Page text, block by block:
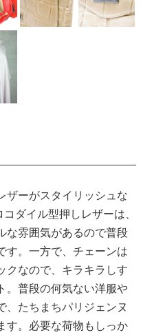
ザーがスタイリッシュな
ダイル型押しレザーは、
な雰囲気があるので普段
す。一方で、チェーンは
クなので、キラキラしす
。普段の何気ない洋服や
、たちまちパリジェンヌ
す。必要な荷物もしっか